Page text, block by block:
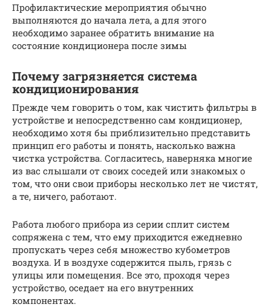
Профилактические мероприятия обычно
выполняются до начала лета, а для этого
необходимо заранее обратить внимание на
состояние кондиционера после зимы
Почему загрязняется система
кондиционирования
Прежде чем говорить о том, как чистить фильтры в
устройстве и непосредственно сам кондиционер,
необходимо хотя бы приблизительно представить
принцип его работы и понять, насколько важна
чистка устройства. Согласитесь, наверняка многие
из вас слышали от своих соседей или знакомых о
том, что они свои приборы несколько лет не чистят,
а те, ничего, работают.
Работа любого прибора из серии сплит систем
сопряжена с тем, что ему приходится ежедневно
пропускать через себя множество кубометров
воздуха. И в воздухе содержится пыль, грязь с
улицы или помещения. Все это, проходя через
устройство, оседает на его внутренних
компонентах.